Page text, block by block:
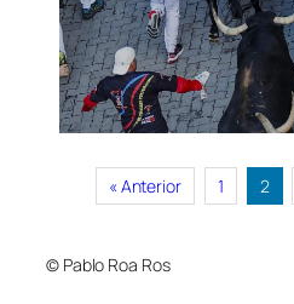
« Anterior 1 2
© Pablo Roa Ros